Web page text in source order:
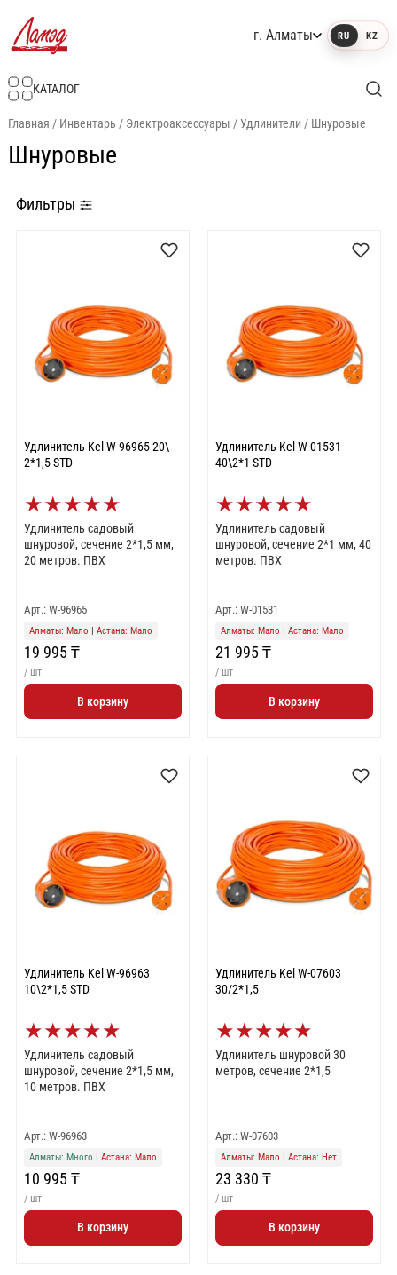
г. Алматы RU KZ
КАТАЛОГ
Главная / Инвентарь / Электроаксессуары /Удлинители / Шнуровые
Шнуровые
Фильтры
Удлинитель Kel W-96965 20\
2*1,5 STD
★★★★★
Удлинитель садовый
шнуровой, сечение 2*1,5 мм,
20 метров. ПВХ
Арт.: W-96965
Алматы: Мало Астана: Мало
19 995 ₸
/ шт
В корзину
Удлинитель Kel W-01531
40\2*1 STD
★★★★★
Удлинитель садовый
шнуровой, сечение 2*1 мм, 40
метров. ПВХ
Арт.: W-01531
Алматы: Мало Астана: Мало
21 995 ₸
/ шт
В корзину
Удлинитель Kel W-96963
10\2*1,5 STD
★★★★★
Удлинитель садовый
шнуровой, сечение 2*1,5 мм,
10 метров. ПВХ
Арт.: W-96963
Алматы: Много | Астана: Мало
10 995 ₸
/ шт
В корзину
Удлинитель Kel W-07603
30/2*1,5
★★★★★
Удлинитель шнуровой 30
метров, сечение 2*1,5
Арт.: W-07603
Алматы: Мало | Астана: Нет
23 330 ₸
/ шт
В корзину